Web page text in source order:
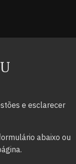
e esclarecer
abaixo ou